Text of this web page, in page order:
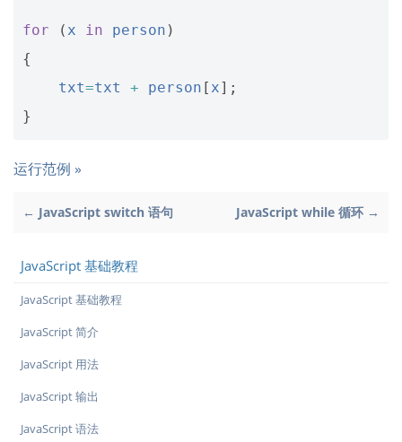
for ( x in person )
{
txt=txt + person [ x];
}
运行范例 »
← JavaScript switch 语句 JavaScript while 循环 →
JavaScript 基础教程
JavaScript 基础教程
JavaScript 简介
JavaScript 用法
JavaScript 输出
JavaScript 语法